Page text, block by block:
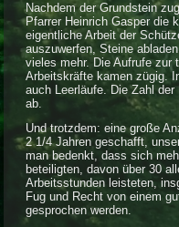
Nachdem der Grundstein
Pfarrer Heinrich Gasper die
eigentliche Arbeit der
auszuwerfen, Steine
vieles mehr. Die Aufrufe zur
Arbeitskräfte kamen zügig.
auch Leerläufe. Die Zahl
ab.
Und trotzdem: eine große
2 1/4 Jahren geschafft,
man bedenkt, dass sich
beteiligten, davon über 30
Arbeitsstunden leisteten,
Fug und Recht von einem
gesprochen werden.